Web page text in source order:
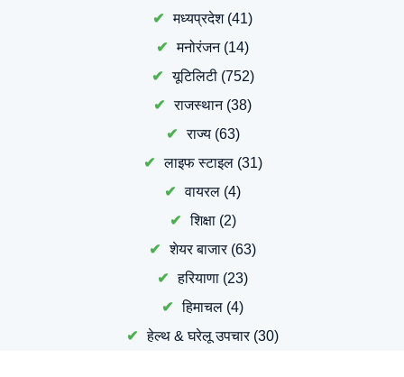
मध्यप्रदेश(41)
मनोरंजन(14)
यूटिलिटी(752)
राजस्थान(38)
राज्य(63)
लाइफ स्टाइल(31)
वायरल (4)
शिक्षा(2)
शेयर बाजार(63)
हरियाणा (23)
हिमाचल (4)
हेल्थ & घरेलू उपचार(30)